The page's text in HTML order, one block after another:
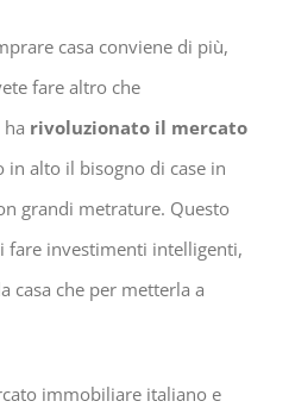
casa conviene di più,
fare altro che
rivoluzionato il mercato
in alto il bisogno di case in
grandi metrature. Questo
fare investimenti intelligenti,
casa che per metterla a
immobiliare italiano e